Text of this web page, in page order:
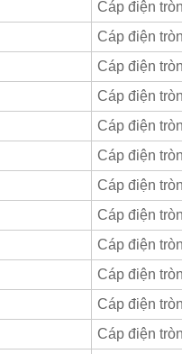
Cáp điện
Cáp điện
Cáp điện
Cáp điện
Cáp điện
Cáp điện
Cáp điện
Cáp điện
Cáp điện
Cáp điện
Cáp điện
Cáp điện